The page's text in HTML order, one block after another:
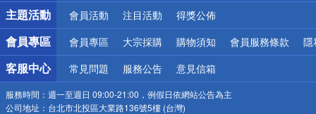
詐騙網頁！請小心！
主題活動 會員活動 注目活動 得獎公佈
會員專區 會員專區 大宗採購 購物須知 會員服務條款 隱
客服中心 常見問題 服務公告 意見信箱
服務時間： 週一至週日 09:00-21:00，例假日依網站公告為主
公司地址： 台北市北投區大業路136號5樓 (台灣)